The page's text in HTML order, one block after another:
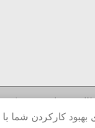
متعلق به
بهبود کارکردن شما